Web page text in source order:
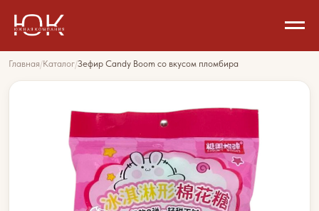
Главная/Каталог/Зефир Candy Boom со вкусом пломбира